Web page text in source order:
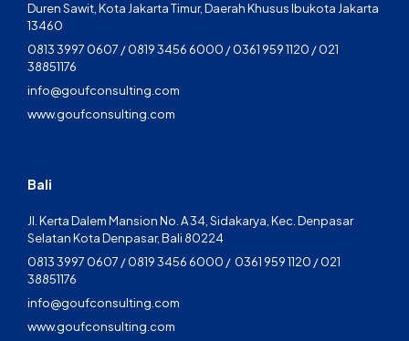
Duren Sawit, Kota Jakarta Timur, Daerah Khusus Ibukota Jakarta
13460
0813 3997 0607 / 0819 3456 6000 / 0361 959 1120 / 021
38851176
info@goufconsulting.com
www.goufconsulting.com
Bali
Jl. Kerta Dalem Mansion No. A 34, Sidakarya, Kec. Denpasar
Selatan Kota Denpasar, Bali 80224
0813 3997 0607 / 0819 3456 6000 / 0361 959 1120 / 021
38851176
info@goufconsulting.com
www.goufconsulting.com